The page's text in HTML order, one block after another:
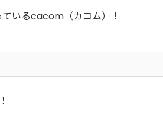
いるcacom（カコム）！